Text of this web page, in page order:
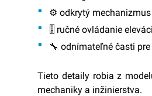
⚙️ odkrytý
🎚️ ručné ovládanie
🔧 odnímateľné časti
Tieto detaily robia z
mechaniky a inžinierstva.